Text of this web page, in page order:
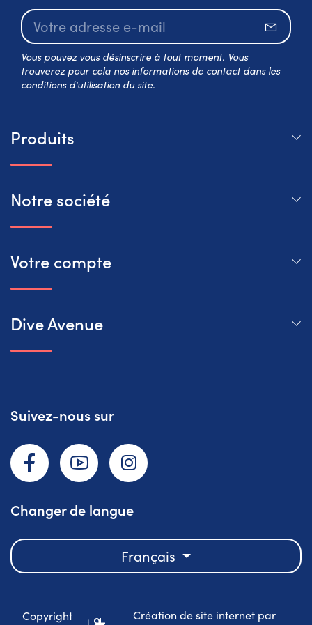
Vous pouvez vous désinscrire à tout moment. Vous
trouverez pour cela nos informations de contact dans les
conditions d'utilisation du site.
Produits
Notre société
Votre compte
Dive Avenue
Suivez-nous sur
Changer de langue
Français
Copyright
Création de site internet par